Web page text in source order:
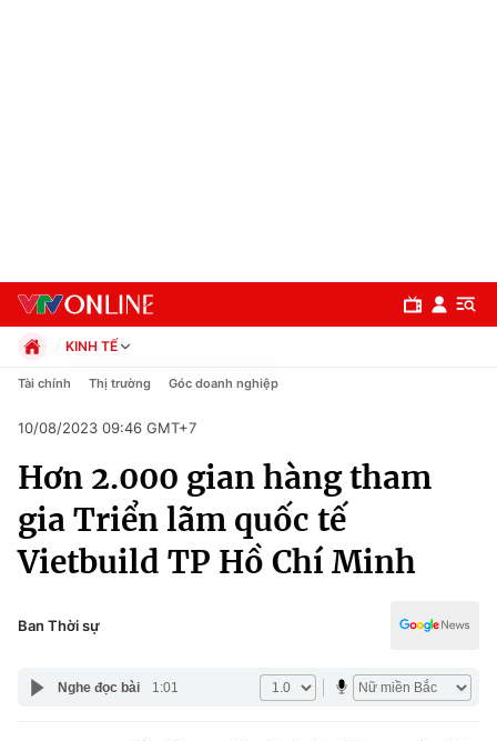
Chuyên mục
Chính trị
Xã hội
Pháp luật
Y tế
KINH TẾ
Chính trị
Pháp luật
Kinh tế
Thể thao
Truyền hình
Văn hóa - Giải trí
Công nghệ
Tài chính Thị trường Góc doanh nghiệp
10/08/2023 09:46 GMT+7
Hơn 2.000 gian hàng tham
gia Triển lãm quốc tế
Vietbuild TP Hồ Chí Minh
Ban Thời sự
Nghe đọc bài 1:01